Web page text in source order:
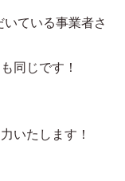
ている事業者さ
同じです！
いたします！